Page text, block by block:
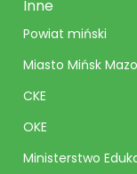
Inne
Powiat miński
Miasto Mińsk
CKE
OKE
Ministerstwo